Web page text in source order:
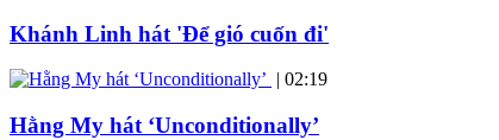
Khánh Linh hát 'Để gió cuốn đi'
| 02:19
Hằng My hát ‘Unconditionally’